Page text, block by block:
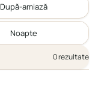
După-amiază
Noapte
0 rezultate